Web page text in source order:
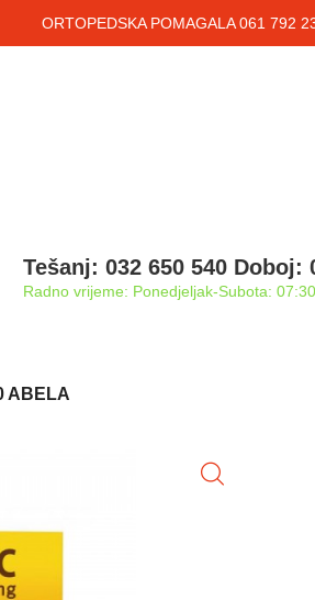
ORTOPEDSKA POMAGALA 061 792
Tešanj: 032 650 540 Doboj:
Radno vrijeme: Ponedjeljak-Subota:
ABELA